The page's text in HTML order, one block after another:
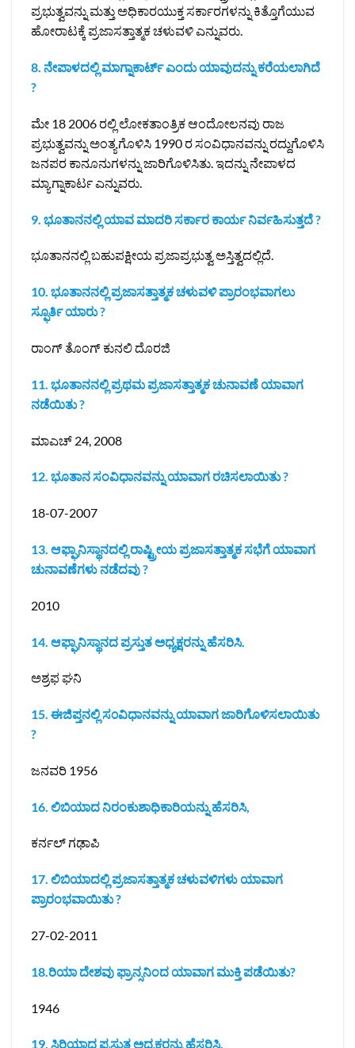
ಪ್ರಭುತ್ವವನ್ನು ಮತ್ತು ಅಧಿಕಾರಯುಕ್ತ ಸರ್ಕಾರಗಳನ್ನು ಕಿತ್ತೊಗೆಯುವ
ಹೋರಾಟಕ್ಕೆ ಪ್ರಜಾಸತ್ತಾತ್ಮಕ ಚಳುವಳಿ ಎನ್ನುವರು.
8. ನೇಪಾಳದಲ್ಲಿ ಮಾಗ್ನಾಕಾರ್ಟ್ ಎಂದು ಯಾವುದನ್ನು ಕರೆಯಲಾಗಿದೆ
?
ಮೇ 18 2006 ರಲ್ಲಿ ಲೋಕತಾಂತ್ರಿಕ ಆಂದೋಲನವು ರಾಜ
ಪ್ರಭುತ್ವವನ್ನು ಅಂತ್ಯಗೊಳಿಸಿ 1990 ರ ಸಂವಿಧಾನವನ್ನು ರದ್ದುಗೊಳಿಸಿ
ಜನಪರ ಕಾನೂನುಗಳನ್ನು ಜಾರಿಗೊಳಿಸಿತು. ಇದನ್ನು ನೇಪಾಳದ
ಮ್ಯಾಗ್ನಾಕಾರ್ಟ ಎನ್ನುವರು.
9. ಭೂತಾನನಲ್ಲಿ ಯಾವ ಮಾದರಿ ಸರ್ಕಾರ ಕಾರ್ಯ ನಿರ್ವಹಿಸುತ್ತದೆ ?
ಭೂತಾನನಲ್ಲಿ ಬಹುಪಕ್ಷೀಯ ಪ್ರಜಾಪ್ರಭುತ್ವ ಅಸ್ತಿತ್ವದಲ್ಲಿದೆ.
10. ಭೂತಾನನಲ್ಲಿ ಪ್ರಜಾಸತ್ತಾತ್ಮಕ ಚಳುವಳಿ ಪ್ರಾರಂಭವಾಗಲು
ಸ್ಫೂರ್ತಿ ಯಾರು ?
ರಾಂಗ್ ತೊಂಗ್ ಕುನಲಿ ದೊರಜಿ
11. ಭೂತಾನನಲ್ಲಿ ಪ್ರಥಮ ಪ್ರಜಾಸತ್ತಾತ್ಮಕ ಚುನಾವಣೆ ಯಾವಾಗ
ನಡೆಯಿತು ?
ಮಾಎಚ್ 24, 2008
12.‌ ಭೂತಾನ ಸಂವಿಧಾನವನ್ನು ಯಾವಾಗ ರಚಿಸಲಾಯಿತು ?
18-07-2007
13. ಆಫ್ಘಾನಿಸ್ಥಾನದಲ್ಲಿ ರಾಷ್ಟ್ರೀಯ ಪ್ರಜಾಸತ್ತಾತ್ಮಕ ಸಭೆಗೆ ಯಾವಾಗ
ಚುನಾವಣೆಗಳು ನಡೆದವು ?
2010
14. ಆಫ್ಘಾನಿಸ್ಥಾನದ ಪ್ರಸ್ತುತ ಅಧ್ಯಕ್ಷರನ್ನು ಹೆಸರಿಸಿ.
ಅಶ್ರಫ ಘನಿ
15. ಈಜಿಪ್ತನಲ್ಲಿ ಸ೦ವಿಧಾನವನ್ನು ಯಾವಾಗ ಜಾರಿಗೊಳಿಸಲಾಯಿತು
?
ಜನವರಿ 1956
16. ಲಿಬಿಯಾದ ನಿರಂಕುಶಾಧಿಕಾರಿಯನ್ನು ಹೆಸರಿಸಿ,
ಕರ್ನಲ್ ಗಢಾಪಿ
17. ಲಿಬಿಯಾದಲ್ಲಿ ಪ್ರಜಾಸತ್ತಾತ್ಮಕ ಚಳುವಳಿಗಳು ಯಾವಾಗ
ಪ್ರಾರಂಭವಾಯಿತು ?
27-02-2011
18.ರಿಯಾ ದೇಶವು ಫ್ರಾನ್ಸನಿಂದ ಯಾವಾಗ ಮುಕ್ತಿ ಪಡೆಯಿತು?
1946
19. ಸಿರಿಯಾದ ಪ್ರಸ್ತುತ ಅಧ್ಯಕ್ಷರನ್ನು ಹೆಸರಿಸಿ.